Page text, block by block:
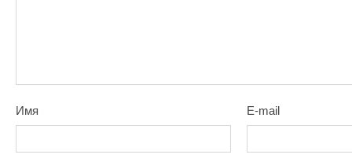
Имя E-mail